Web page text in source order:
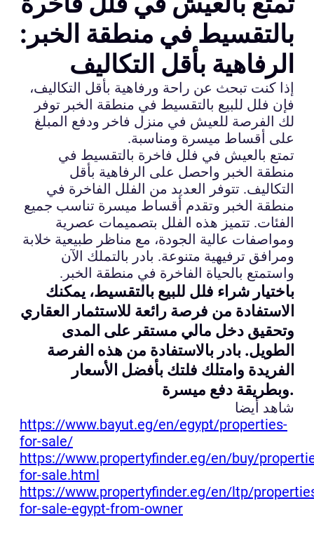
بالتقسيط في منطقة الخبر:
الرفاهية بأقل التكاليف
إذا كنت تبحث عن راحة ورفاهية بأقل التكاليف،
فإن فلل للبيع بالتقسيط في منطقة الخبر توفر
لك الفرصة للعيش في منزل فاخر ودفع المبلغ
على أقساط ميسرة ومناسبة.
تمتع بالعيش في فلل فاخرة بالتقسيط في
منطقة الخبر واحصل على الرفاهية بأقل
التكاليف. تتوفر العديد من الفلل الفاخرة في
منطقة الخبر وتقدم أقساط ميسرة تناسب جميع
الفئات. تتميز هذه الفلل بتصميمات عصرية
ومواصفات عالية الجودة، مع مناظر طبيعية خلابة
ومرافق ترفيهية متنوعة. بادر بالتملك الآن
واستمتع بالحياة الفاخرة في منطقة الخبر.
باختيار شراء فلل للبيع بالتقسيط، يمكنك
الاستفادة من فرصة رائعة للاستثمار العقاري
وتحقيق دخل مالي مستقر على المدى
الطويل. بادر بالاستفادة من هذه الفرصة
الفريدة وامتلك فلتك بأفضل الأسعار
وبطريقة دفع ميسرة.
شاهد أيضا
https://www.bayut.eg/en/egypt/properties-
for-sale/
https://www.propertyfinder.eg/en/buy/
for-sale.html
https://www.propertyfinder.eg/en/ltp/
for-sale-egypt-from-owner